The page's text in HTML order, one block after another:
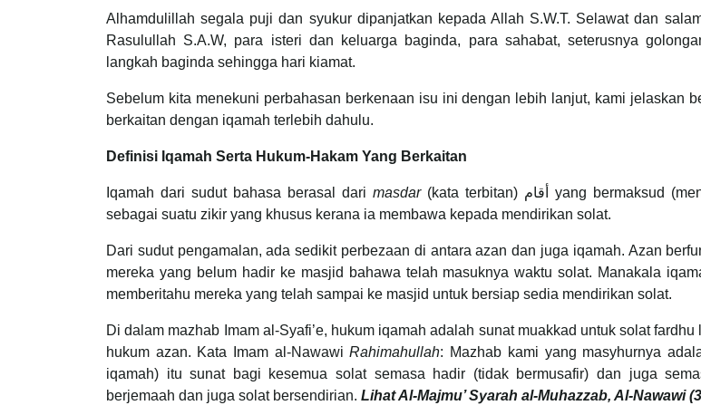
Alhamdulillah segala puji dan syukur dipanjatkan kepada Allah S.W.T. Selawat dan
Rasulullah S.A.W, para isteri dan keluarga baginda, para sahabat, seterusnya
langkah baginda sehingga hari kiamat.
Sebelum kita menekuni perbahasan berkenaan isu ini dengan lebih lanjut, kami jelaskan
berkaitan dengan iqamah terlebih dahulu.
Definisi Iqamah Serta Hukum-Hakam Yang Berkaitan
Iqamah dari sudut bahasa berasal dari masdar(kata terbitan) أقام yang bermaksud (mendirikan). Dinamakan ia
sebagai suatu zikir yang khusus kerana ia membawa kepada mendirikan solat.
Dari sudut pengamalan, ada sedikit perbezaan di antara azan dan juga iqamah. Azan
mereka yang belum hadir ke masjid bahawa telah masuknya waktu solat. Manakala
memberitahu mereka yang telah sampai ke masjid untuk bersiap sedia mendirikan solat.
Di dalam mazhab Imam al-Syafi’e, hukum iqamah adalah sunat muakkad untuk solat
hukum azan. Kata Imam al-NawawiRahimahullah: Mazhab kami yang masyhurnya
iqamah) itu sunat bagi kesemua solat semasa hadir (tidak bermusafir) dan juga
berjemaah dan juga solat bersendirian. Lihat Al-Majmu’ Syarah al-Muhazzab, Al-Nawawi